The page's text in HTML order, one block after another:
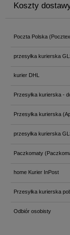
Koszty
Cena nie zawiera
Poczta Polska
przesyłka kurierska
kurier DHL
Przesyłka kurierska -
Przesyłka kurierska
przesyłka kurierska
Paczkomaty
home Kurier InPost
Przesyłka kurierska
Odbiór osobisty